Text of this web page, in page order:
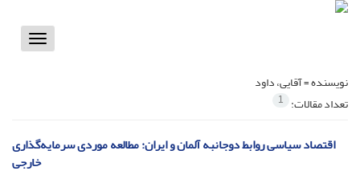
Toggle
نویسنده =آقایی، داود
تعداد مقالات: 1
‏ اقتصاد سیاسی روابط دوجانبه آلمان و ایران: مطالعه موردی سرمایه‌گذاری
خارجی